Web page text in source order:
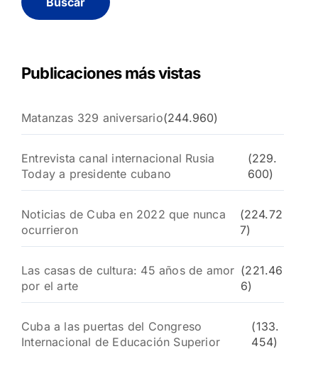
a
Publicaciones más vistas
Matanzas 329 aniversario(244.960)
Entrevista canal internacional Rusia
Today a presidente cubano
(229.
600)
Noticias de Cuba en 2022 que nunca
ocurrieron
(224.72
7)
Las casas de cultura: 45 años de amor
por el arte
(221.46
6)
Cuba a las puertas del Congreso
Internacional de Educación Superior
(133.
454)